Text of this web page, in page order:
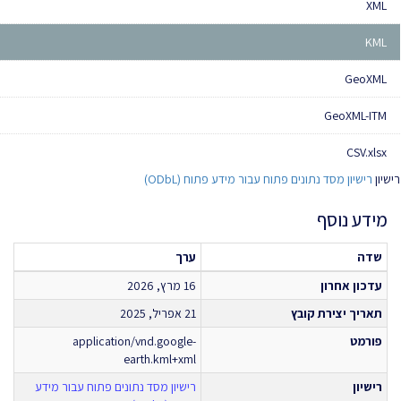
XML
KML
GeoXML
GeoXML-ITM
CSV.xlsx
רישיון רישיון מסד נתונים פתוח עבור מידע פתוח (ODbL)
מידע נוסף
שדה
ערך
עדכון אחרון
16 מרץ, 2026
תאריך יצירת קובץ
21 אפריל, 2025
פורמט
application/vnd.google-
earth.kml+xml
רישיון
רישיון מסד נתונים פתוח עבור מידע